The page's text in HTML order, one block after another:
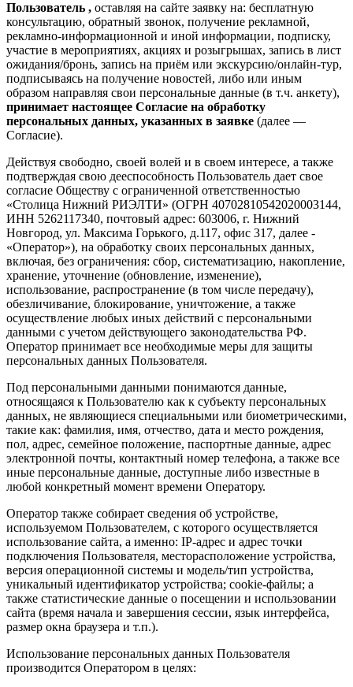
Пользователь , оставляя на сайте заявку на: бесплатную
консультацию, обратный звонок, получение рекламной,
рекламно-информационной и иной информации, подписку,
участие в мероприятиях, акциях и розыгрышах, запись в лист
ожидания/бронь, запись на приём или экскурсию/онлайн-тур,
подписываясь на получение новостей, либо или иным
образом направляя свои персональные данные (в т.ч. анкету),
принимает настоящее Согласие на обработку
персональных данных, указанных в заявке (далее —
Согласие).
Действуя свободно, своей волей и в своем интересе, а также
подтверждая свою дееспособность Пользователь дает свое
согласие Обществу с ограниченной ответственностью
«Столица Нижний РИЭЛТИ» (ОГРН 40702810542020003144,
ИНН 5262117340, почтовый адрес: 603006, г. Нижний
Новгород, ул. Максима Горького, д.117, офис 317, далее -
«Оператор»), на обработку своих персональных данных,
включая, без ограничения: сбор, систематизацию, накопление,
хранение, уточнение (обновление, изменение),
использование, распространение (в том числе передачу),
обезличивание, блокирование, уничтожение, а также
осуществление любых иных действий с персональными
данными с учетом действующего законодательства РФ.
Оператор принимает все необходимые меры для защиты
персональных данных Пользователя.
Под персональными данными понимаются данные,
относящаяся к Пользователю как к субъекту персональных
данных, не являющиеся специальными или биометрическими,
такие как: фамилия, имя, отчество, дата и место рождения,
пол, адрес, семейное положение, паспортные данные, адрес
электронной почты, контактный номер телефона, а также все
иные персональные данные, доступные либо известные в
любой конкретный момент времени Оператору.
Оператор также собирает сведения об устройстве,
используемом Пользователем, с которого осуществляется
использование сайта, а именно: IP-адрес и адрес точки
подключения Пользователя, месторасположение устройства,
версия операционной системы и модель/тип устройства,
уникальный идентификатор устройства; cookie-файлы; а
также статистические данные о посещении и использовании
сайта (время начала и завершения сессии, язык интерфейса,
размер окна браузера и т.п.).
Использование персональных данных Пользователя
производится Оператором в целях: